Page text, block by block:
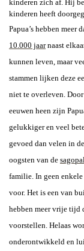
kinderen zich af. Hij
kinderen heeft
Papua’s hebben meer
10.000 jaarnaast
kunnen leven, maar
stammen lijken deze
niet te overleven.
eeuwen heen zijn
gelukkiger en veel
gevoed dan velen in
oogsten van de
familie. In geen
voor. Het is een van
hebben meer vrije tijd
voorstellen. Helaas
onderontwikkeld en